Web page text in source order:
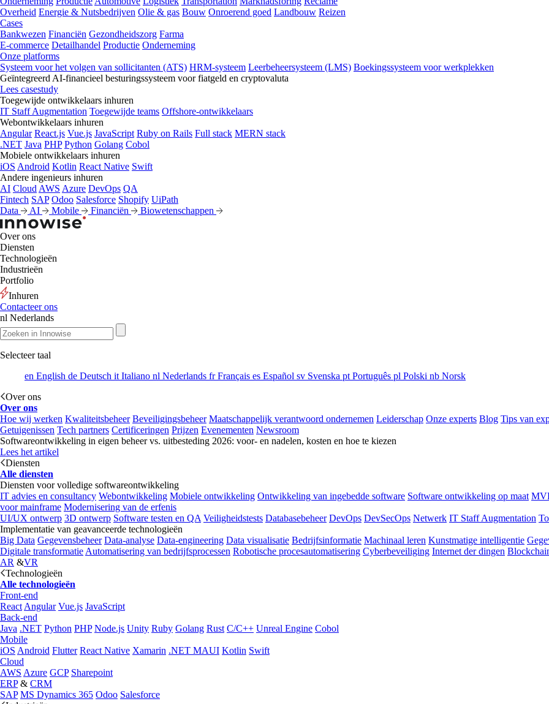
Overheid Energie & Nutsbedrijven Olie & gas Bouw Onroerend goed Landbouw Reizen
Cases
Bankwezen Financiën Gezondheidszorg Farma
E-commerce Detailhandel Productie Onderneming
Onze platforms
Systeem voor het volgen van sollicitanten (ATS) HRM-systeem Leerbeheersysteem (LMS) Boekingssysteem voor werkplekken
Geïntegreerd AI-financieel besturingssysteem voor fiatgeld en cryptovaluta
Lees casestudy
Toegewijde ontwikkelaars inhuren
IT Staff Augmentation Toegewijde teams Offshore-ontwikkelaars
Webontwikkelaars inhuren
Angular React.js Vue.js JavaScript Ruby on Rails Full stack MERN stack
.NET Java PHP Python Golang Cobol
Mobiele ontwikkelaars inhuren
iOS Android Kotlin React Native Swift
Andere ingenieurs inhuren
AI Cloud AWS Azure DevOps QA
Fintech SAP Odoo Salesforce Shopify UiPath
Data
AI Mobile Financiën Biowetenschappen
Over ons
Diensten
Technologieën
Industrieën
Portfolio
Inhuren
Contacteer ons
nl Nederlands
Selecteer taal
en English de Deutsch it Italiano nl Nederlands frFrançais es Español sv Svenska pt Português pl Polski nb Norsk
Over ons
Over ons
Hoe wij werken Kwaliteitsbeheer Beveiligingsbeheer Maatschappelijk verantwoord ondernemen Leiderschap Onze experts Blog Tips van
Getuigenissen Tech partners Certificeringen Prijzen Evenementen Newsroom
Softwareontwikkeling in eigen beheer vs. uitbesteding 2026: voor- en nadelen, kosten en hoe te kiezen
Lees het artikel
Diensten
Alle diensten
Diensten voor volledige softwareontwikkeling
IT advies en consultancy Webontwikkeling Mobiele ontwikkeling Ontwikkeling van ingebedde software Software ontwikkeling op maat
voor mainframe Modernisering van de erfenis
UI/UX ontwerp 3D ontwerp Software testen en QA Veiligheidstests Databasebeheer DevOps DevSecOps Netwerk IT Staff Augmentation
Implementatie van geavanceerde technologieën
Big Data Gegevensbeheer Data-analyse Data-engineering Data visualisatie Bedrijfsinformatie Machinaal leren Kunstmatige intelligentie
Digitale transformatie Automatisering van bedrijfsprocessen Robotische procesautomatisering Cyberbeveiliging Internet der dingen
AR &VR
Technologieën
Alle technologieën
Front-end
React Angular Vue.js JavaScript
Back-end
Java .NET Python PHP Node.js Unity Ruby Golang Rust C/C++ Unreal Engine Cobol
Mobile
iOS Android Flutter React Native Xamarin .NET MAUI Kotlin Swift
Cloud
AWS Azure GCP Sharepoint
ERP& CRM
SAP MS Dynamics 365 Odoo Salesforce